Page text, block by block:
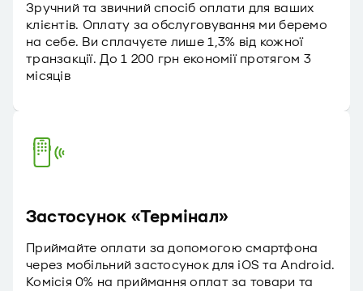
Зручний та звичний спосіб оплати для ваших
клієнтів. Оплату за обслуговування ми беремо
на себе. Ви сплачуєте лише 1,3% від кожної
транзакції. До 1 200 грн економії протягом 3
місяців
Застосунок «Термінал»
Приймайте оплати за допомогою смартфона
через мобільний застосунок для iOS та Android.
Комісія 0% на приймання оплат за товари та